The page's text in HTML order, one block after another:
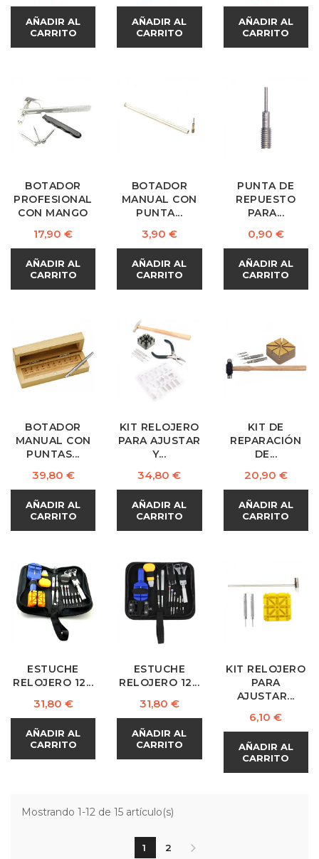
AÑADIR AL
CARRITO
AÑADIR AL
CARRITO
AÑADIR AL
CARRITO
BOTADOR
PROFESIONAL
CON MANGO
Precio
17,90 €
AÑADIR AL
CARRITO
BOTADOR
MANUAL CON
PUNTA...
Precio
3,90 €
AÑADIR AL
CARRITO
PUNTA DE
REPUESTO
PARA...
Precio
0,90 €
AÑADIR AL
CARRITO
BOTADOR
MANUAL CON
PUNTAS...
Precio
39,80 €
AÑADIR AL
CARRITO
KIT RELOJERO
PARA AJUSTAR
Y...
Precio
34,80 €
AÑADIR AL
CARRITO
KIT DE
REPARACIÓN
DE...
Precio
20,90 €
AÑADIR AL
CARRITO
ESTUCHE
RELOJERO 12...
Precio
31,80 €
AÑADIR AL
CARRITO
ESTUCHE
RELOJERO 12...
Precio
31,80 €
AÑADIR AL
CARRITO
KIT RELOJERO
PARA
AJUSTAR...
Precio
6,10 €
AÑADIR AL
CARRITO
Mostrando 1-12 de 15 artículo(s)
1 2